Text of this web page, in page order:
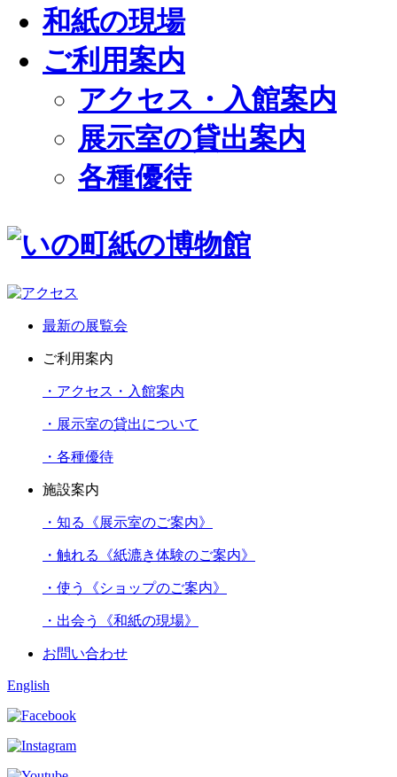
和紙の現場
ご利用案内
アクセス・入館案内
展示室の貸出案内
各種優待
最新の展覧会
ご利用案内
・アクセス・入館案内
・展示室の貸出について
・各種優待
施設案内
・知る《展示室のご案内》
・触れる《紙漉き体験のご案内》
・使う《ショップのご案内》
・出会う《和紙の現場》
お問い合わせ
English